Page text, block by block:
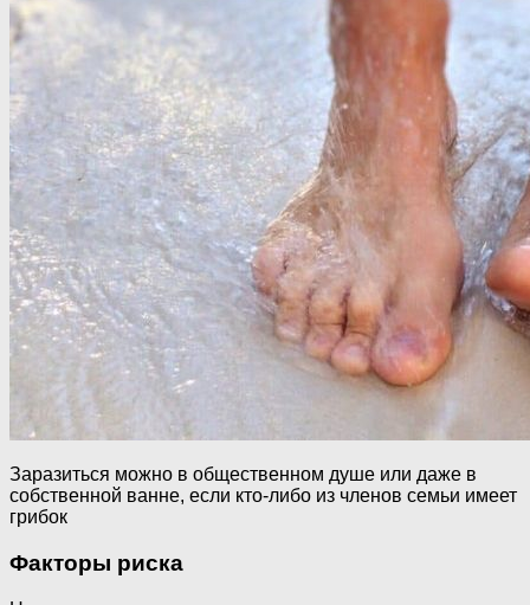
Заразиться можно в общественном душе или даже в
собственной ванне, если кто-либо из членов семьи имеет
грибок
Факторы риска